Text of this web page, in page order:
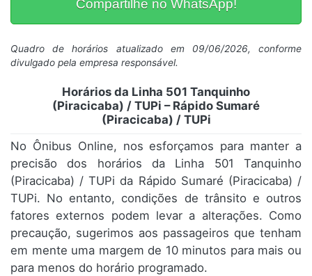
Compartilhe no WhatsApp!
Quadro de horários atualizado em 09/06/2026, conforme
divulgado pela empresa responsável.
Horários da Linha 501 Tanquinho
(Piracicaba) / TUPi – Rápido Sumaré
(Piracicaba) / TUPi
No Ônibus Online, nos esforçamos para manter a
precisão dos horários da Linha 501 Tanquinho
(Piracicaba) / TUPi da Rápido Sumaré (Piracicaba) /
TUPi. No entanto, condições de trânsito e outros
fatores externos podem levar a alterações. Como
precaução, sugerimos aos passageiros que tenham
em mente uma margem de 10 minutos para mais ou
para menos do horário programado.